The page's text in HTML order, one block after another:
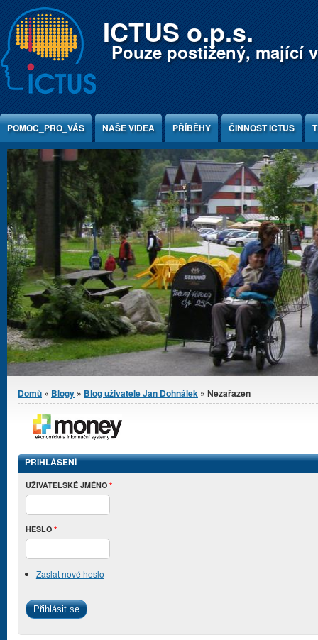
Jump to Content ICTUS o.p.s.
Pouze postižený, mající
POMOC_PRO_VÁS NAŠE VIDEA PŘÍBĚHY ČINNOST ICTUS
Jste zde
Domů » Blogy » Blog uživatele Jan Dohnálek » Nezařazen
PŘIHLÁŠENÍ
UŽIVATELSKÉ JMÉNO *
HESLO *
Zaslat nové heslo